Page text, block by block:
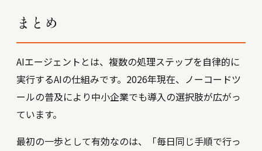
まとめ
AIエージェントとは、複数の処理ステップを自律的に
実行するAIの仕組みです。2026年現在、ノーコードツ
ールの普及により中小企業でも導入の選択肢が広がっ
ています。
最初の一歩として有効なのは、「毎日同じ手順で行っ